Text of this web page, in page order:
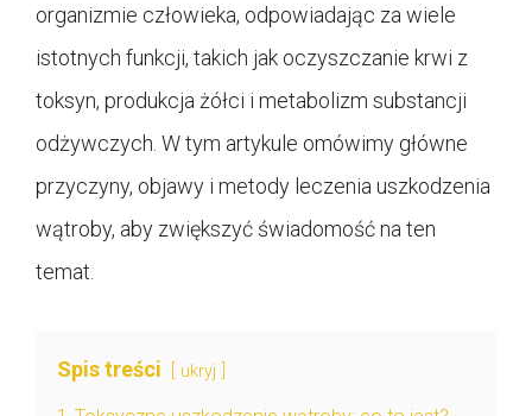
organizmie człowieka, odpowiadając za wiele
istotnych funkcji, takich jak oczyszczanie krwi z
toksyn, produkcja żółci i metabolizm substancji
odżywczych. W tym artykule omówimy główne
przyczyny, objawy i metody leczenia uszkodzenia
wątroby, aby zwiększyć świadomość na ten
temat.
Spis treści ukryj